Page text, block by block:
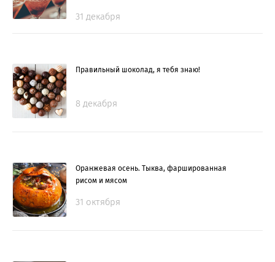
31 декабря
Правильный шоколад, я тебя знаю!
8 декабря
Оранжевая осень. Тыква, фаршированная
рисом и мясом
31 октября